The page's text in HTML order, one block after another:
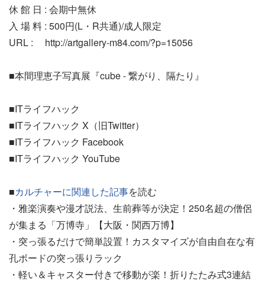
休 館 日 : 会期中無休
入 場 料 : 500円(L・R共通)/成人限定
URL : http://artgallery-m84.com/?p=15056
■本間理恵子写真展『cube - 繋がり、隔たり』
■ITライフハック
■ITライフハック X（旧Twitter）
■ITライフハック Facebook
■ITライフハック YouTube
■カルチャーに関連した記事を読む
・雅楽演奏や漫才説法、生前葬等が決定！250名超の僧侶
が集まる「万博寺」【大阪・関西万博】
・突っ張るだけで簡単設置！カスタマイズが自由自在な有
孔ボードの突っ張りラック
・軽い＆キャスター付きで移動が楽！折りたたみ式3連結